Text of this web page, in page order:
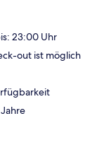
23:00 Uhr
out ist möglich